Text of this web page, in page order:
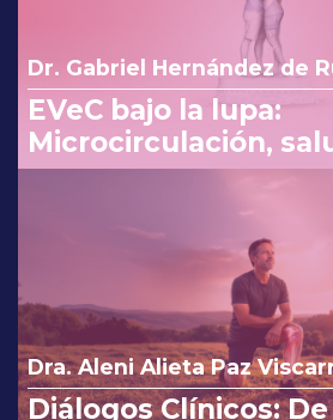
Dr. Gabriel Hernández de
EVeC bajo la lupa:
Microcirculación,
costo beneficio en la
Dra. Aleni Alieta Paz
Diálogos Clínicos: